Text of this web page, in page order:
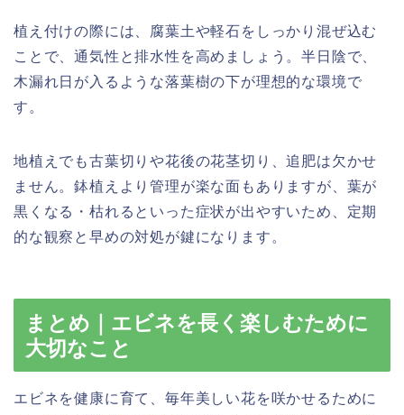
植え付けの際には、腐葉土や軽石をしっかり混ぜ込む
ことで、通気性と排水性を高めましょう。半日陰で、
木漏れ日が入るような落葉樹の下が理想的な環境で
す。
地植えでも古葉切りや花後の花茎切り、追肥は欠かせ
ません。鉢植えより管理が楽な面もありますが、葉が
黒くなる・枯れるといった症状が出やすいため、定期
的な観察と早めの対処が鍵になります。
まとめ｜エビネを長く楽しむために
大切なこと
エビネを健康に育て、毎年美しい花を咲かせるために